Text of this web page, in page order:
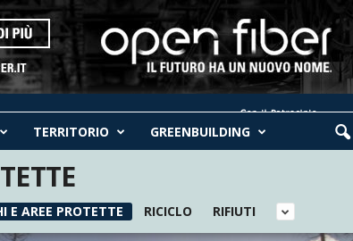
TERRITORIO GREENBUILDING
E AREE PROTETTE RICICLO RIFIUTI